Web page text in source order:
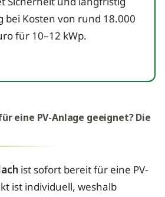
bei Kosten von rund 18.000
für 10–12 kWp.
eine PV-Anlage geeignet? Die
ist sofort bereit für eine PV-
ist individuell, weshalb